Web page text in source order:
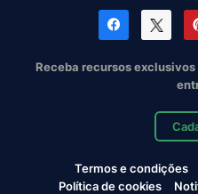
Receba recursos
Termos e condições
Política de cookies